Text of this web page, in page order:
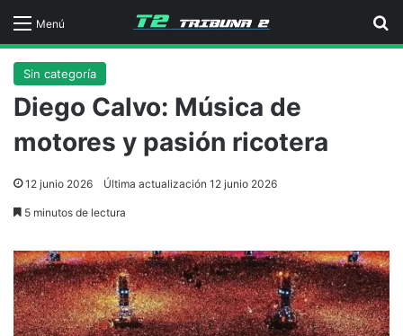
Menú
Sin categoría
Diego Calvo: Música de
motores y pasión ricotera
12 junio 2026 Última actualización 12 junio 2026
5 minutos de lectura